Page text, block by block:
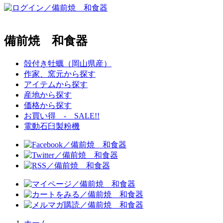
備前焼 和食器
殻付き牡蠣（岡山県産）
作家、窯元から探す
アイテムから探す
産地から探す
価格から探す
お買い得 - SALE!!
電動石臼製粉機